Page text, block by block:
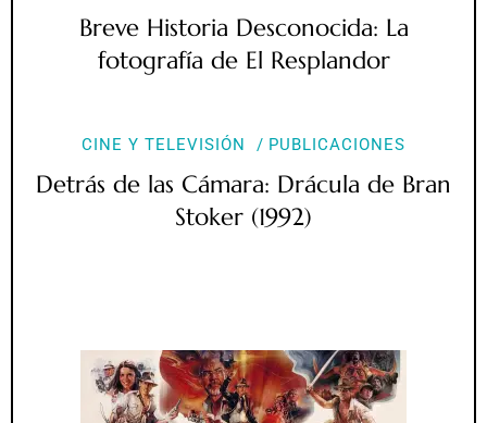
Breve Historia Desconocida: La
fotografía de El Resplandor
CINE Y TELEVISIÓN PUBLICACIONES
Detrás de las Cámara: Drácula de Bran
Stoker (1992)